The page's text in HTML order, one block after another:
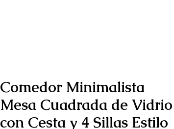
Comedor Minimalista
Mesa Cuadrada de Vidrio
con Cesta y 4 Sillas Estilo